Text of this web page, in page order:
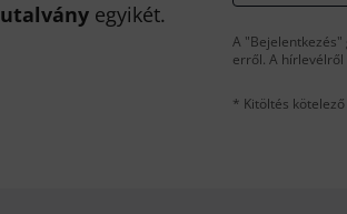
egyikét.
A
erről. A
* Kitöltés kötelező